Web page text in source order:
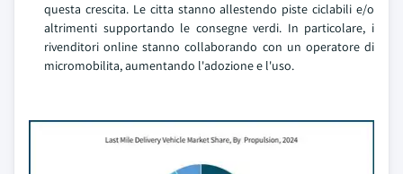
questa crescita. Le citta stanno allestendo piste ciclabili e/o
altrimenti supportando le consegne verdi. In particolare, i
rivenditori online stanno collaborando con un operatore di
micromobilita, aumentando l'adozione e l'uso.